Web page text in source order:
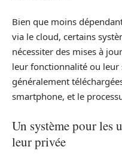
Bien que moins
via le cloud, certains
nécessiter des mises à
leur fonctionnalité ou leur
généralement
smartphone, et le
Un système pour les
leur privée